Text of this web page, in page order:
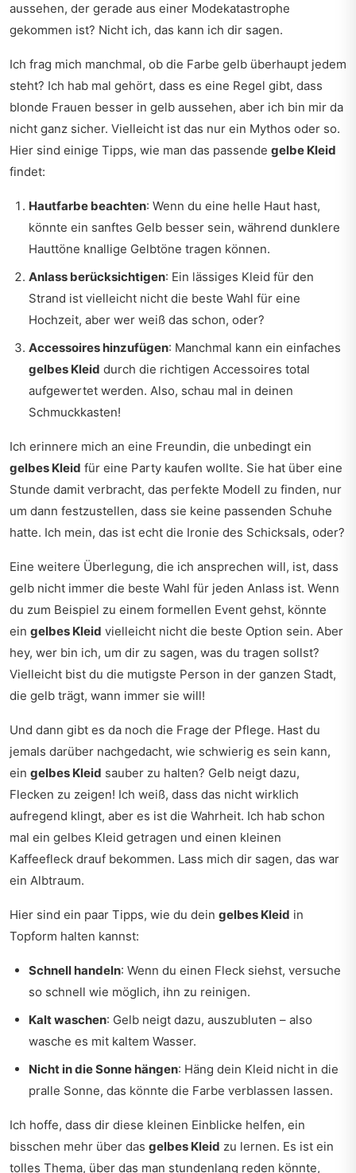
aussehen, der gerade aus einer Modekatastrophe
gekommen ist? Nicht ich, das kann ich dir sagen.
Ich frag mich manchmal, ob die Farbe gelb überhaupt jedem
steht? Ich hab mal gehört, dass es eine Regel gibt, dass
blonde Frauen besser in gelb aussehen, aber ich bin mir da
nicht ganz sicher. Vielleicht ist das nur ein Mythos oder so.
Hier sind einige Tipps, wie man das passende gelbe Kleid
findet:
Hautfarbe beachten: Wenn du eine helle Haut hast,
könnte ein sanftes Gelb besser sein, während dunklere
Hauttöne knallige Gelbtöne tragen können.
Anlass berücksichtigen: Ein lässiges Kleid für den
Strand ist vielleicht nicht die beste Wahl für eine
Hochzeit, aber wer weiß das schon, oder?
Accessoires hinzufügen: Manchmal kann ein einfaches
gelbes Kleid durch die richtigen Accessoires total
aufgewertet werden. Also, schau mal in deinen
Schmuckkasten!
Ich erinnere mich an eine Freundin, die unbedingt ein
gelbes Kleid für eine Party kaufen wollte. Sie hat über eine
Stunde damit verbracht, das perfekte Modell zu finden, nur
um dann festzustellen, dass sie keine passenden Schuhe
hatte. Ich mein, das ist echt die Ironie des Schicksals, oder?
Eine weitere Überlegung, die ich ansprechen will, ist, dass
gelb nicht immer die beste Wahl für jeden Anlass ist. Wenn
du zum Beispiel zu einem formellen Event gehst, könnte
ein gelbes Kleid vielleicht nicht die beste Option sein. Aber
hey, wer bin ich, um dir zu sagen, was du tragen sollst?
Vielleicht bist du die mutigste Person in der ganzen Stadt,
die gelb trägt, wann immer sie will!
Und dann gibt es da noch die Frage der Pflege. Hast du
jemals darüber nachgedacht, wie schwierig es sein kann,
ein gelbes Kleid sauber zu halten? Gelb neigt dazu,
Flecken zu zeigen! Ich weiß, dass das nicht wirklich
aufregend klingt, aber es ist die Wahrheit. Ich hab schon
mal ein gelbes Kleid getragen und einen kleinen
Kaffeefleck drauf bekommen. Lass mich dir sagen, das war
ein Albtraum.
Hier sind ein paar Tipps, wie du dein gelbes Kleid in
Topform halten kannst:
Schnell handeln: Wenn du einen Fleck siehst, versuche
so schnell wie möglich, ihn zu reinigen.
Kalt waschen: Gelb neigt dazu, auszubluten – also
wasche es mit kaltem Wasser.
Nicht in die Sonne hängen: Häng dein Kleid nicht in die
pralle Sonne, das könnte die Farbe verblassen lassen.
Ich hoffe, dass dir diese kleinen Einblicke helfen, ein
bisschen mehr über das gelbes Kleid zu lernen. Es ist ein
tolles Thema, über das man stundenlang reden könnte,